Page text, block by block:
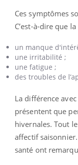
Ces symptômes
C’est-à-dire que
un manque
une irritabilité ;
une fatigue ;
des troubles de
La différence
présentent que
hivernales. Tout
affectif
santé ont